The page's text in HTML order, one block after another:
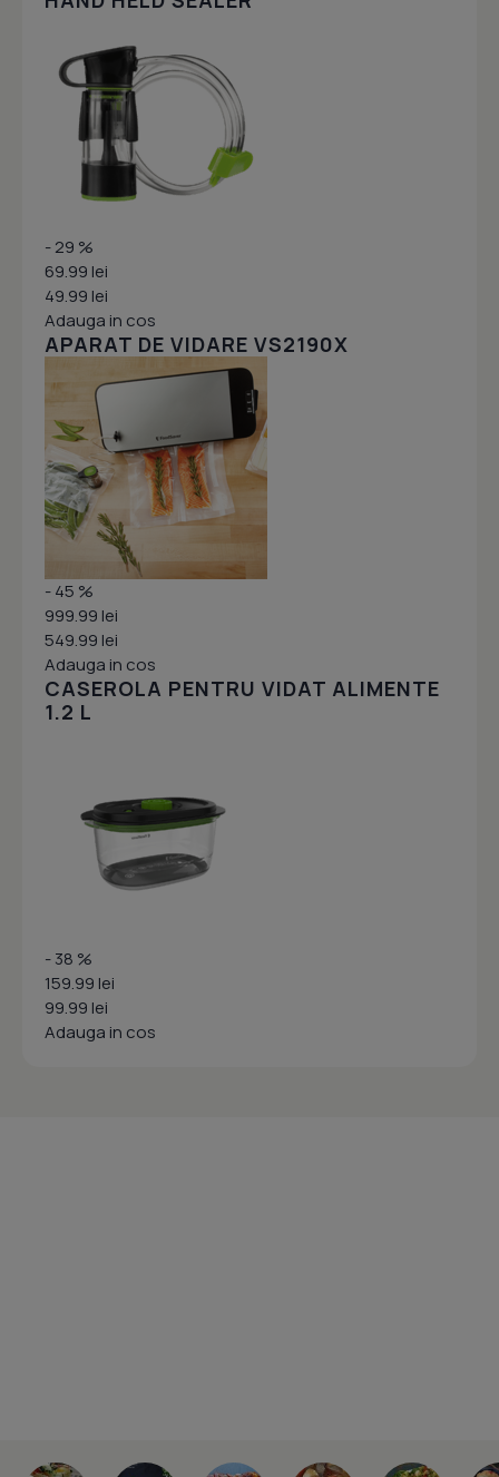
- 29 %
69.99 lei
49.99 lei
Adauga in cos
APARAT DE VIDARE VS2190X
- 45 %
999.99 lei
549.99 lei
Adauga in cos
CASEROLA PENTRU VIDAT ALIMENTE
1.2 L
- 38 %
159.99 lei
99.99 lei
Adauga in cos